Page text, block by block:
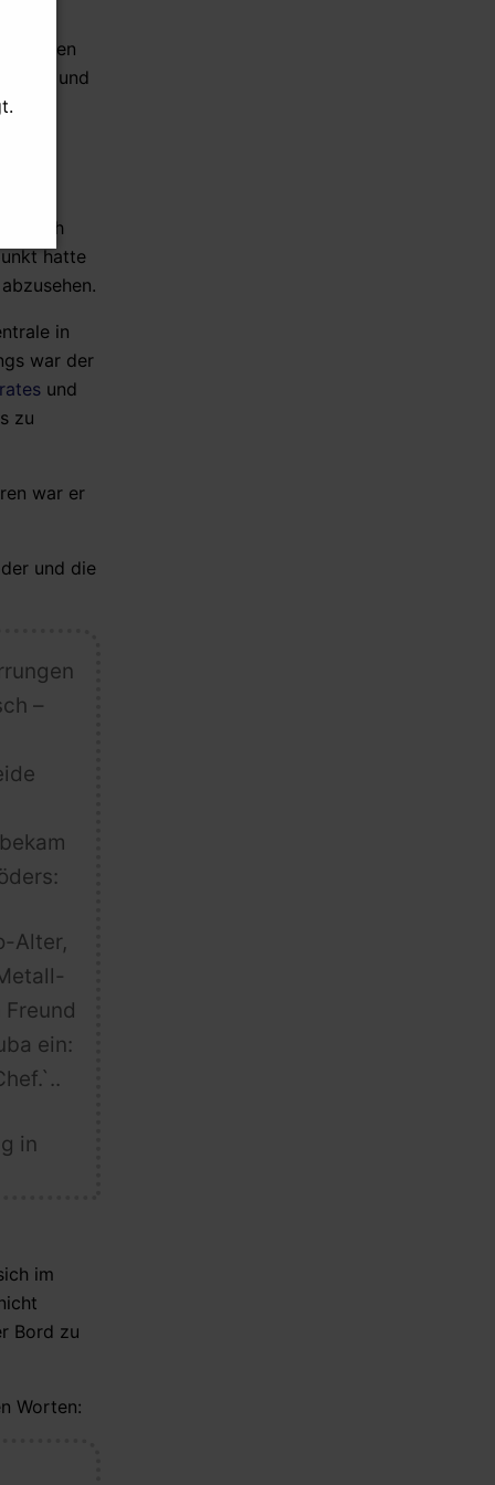
zähen
und
Mal
noch
hatte
in
war der
und
zu
war er
und die
–
Alter,
ein:
in
im
Bord zu
Worten: